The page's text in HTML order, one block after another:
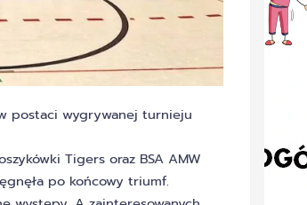
postaci wygrywanej turnieju
Tigers oraz BSA AMW
po końcowy triumf.